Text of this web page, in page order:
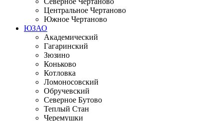
Центральное Чертаново
Южное Чертаново
ЮЗАО
Академический
Гагаринский
Зюзино
Коньково
Котловка
Ломоносовский
Обручевский
Северное Бутово
Теплый Стан
Черемушки